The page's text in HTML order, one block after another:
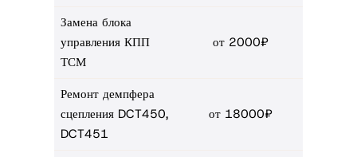
Замена блока
управления КПП
ТСМ
от 2000₽
Ремонт демпфера
сцепления DCT450,
DCT451
от 18000₽